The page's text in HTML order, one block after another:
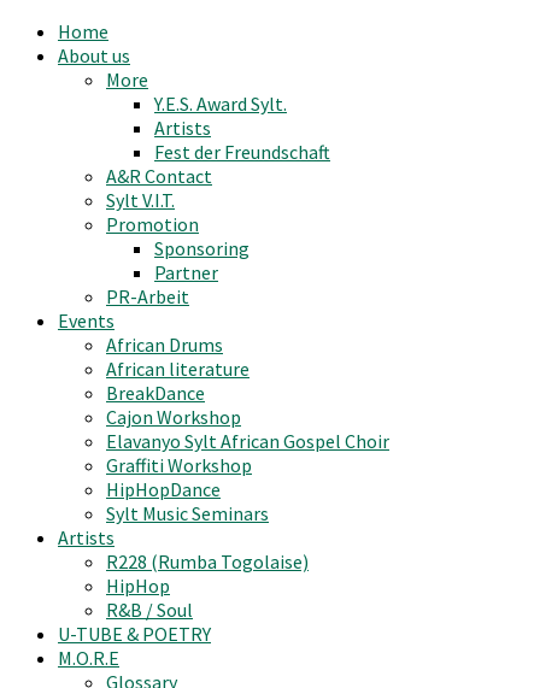
Home
About us
More
Y.E.S. Award Sylt.
Artists
Fest der Freundschaft
A&R Contact
Sylt V.I.T.
Promotion
Sponsoring
Partner
PR-Arbeit
Events
African Drums
African literature
BreakDance
Cajon Workshop
Elavanyo Sylt African Gospel Choir
Graffiti Workshop
HipHopDance
Sylt Music Seminars
Artists
R228 (Rumba Togolaise)
HipHop
R&B / Soul
U-TUBE & POETRY
M.O.R.E
Glossary